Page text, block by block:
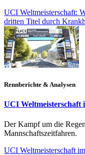
UCI Weltmeisterschaft:
dritten Titel durch
Rennberichte & Analysen
UCI Weltmeisterschaft
Der Kampf um die
Mannschaftszeitfahren.
UCI Weltmeisterschaft